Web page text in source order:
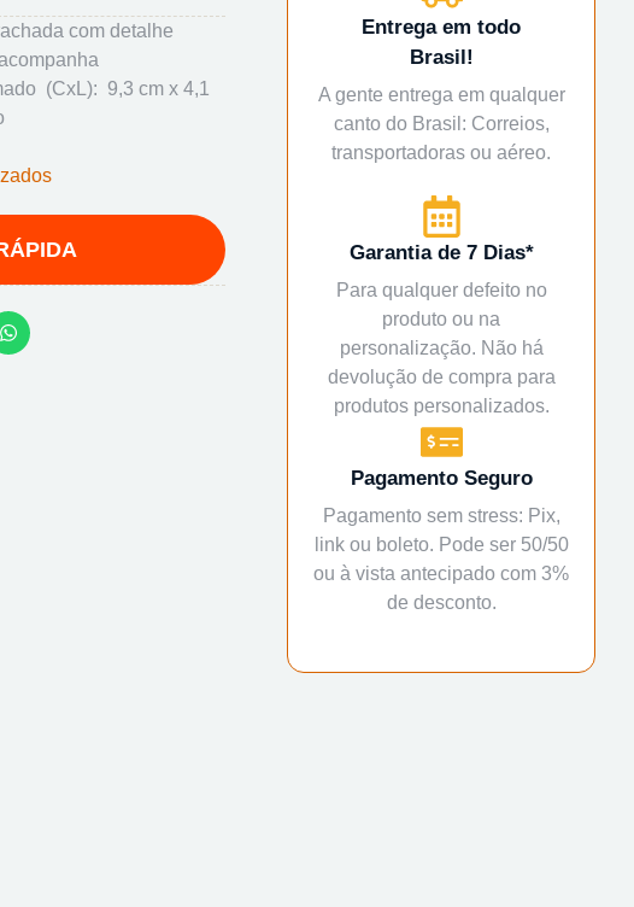
com detalhe
(CxL): 9,3 cm x 4,1
Entrega em todo
Brasil!
A gente entrega em qualquer
canto do Brasil: Correios,
transportadoras ou aéreo.
Garantia de 7 Dias*
Para qualquer defeito no
produto ou na
personalização. Não há
devolução de compra para
produtos personalizados.
Pagamento Seguro
Pagamento sem stress: Pix,
link ou boleto. Pode ser 50/50
ou à vista antecipado com 3%
de desconto.